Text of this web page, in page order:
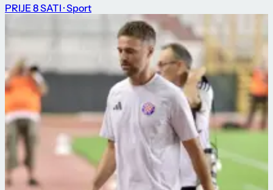
PRIJE 8 SATI · Sport